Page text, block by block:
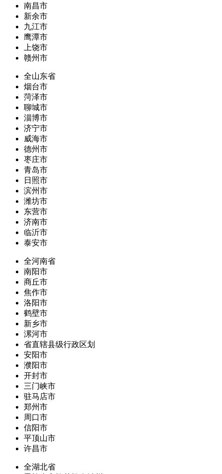
南昌市
新余市
九江市
鹰潭市
上饶市
赣州市
全山东省
烟台市
菏泽市
聊城市
淄博市
济宁市
威海市
德州市
枣庄市
青岛市
日照市
滨州市
潍坊市
东营市
济南市
临沂市
泰安市
全河南省
南阳市
商丘市
焦作市
洛阳市
鹤壁市
新乡市
漯河市
省直辖县级行政区划
安阳市
濮阳市
开封市
三门峡市
驻马店市
郑州市
周口市
信阳市
平顶山市
许昌市
全湖北省